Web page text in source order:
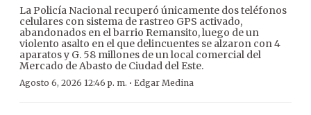
La Policía Nacional recuperó únicamente dos teléfonos
celulares con sistema de rastreo GPS activado,
abandonados en el barrio Remansito, luego de un
violento asalto en el que delincuentes se alzaron con 4
aparatos y G. 58 millones de un local comercial del
Mercado de Abasto de Ciudad del Este.
Agosto 6, 2026 12:46 p. m. · Edgar Medina